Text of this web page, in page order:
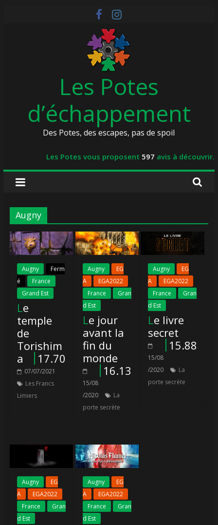
Les Potes
d’échappement
Des Potes, des escapes, pas de spoil
Les Potes vous proposent 597 avis à découvrir.
Augny
Augny
Ferm
é
France
Grand Est
Le
temple
de
Torishim
a
17.70
07/07/2021
Les Francs
Limiers
Augny
EG
A
EGA2022
France
Gran
d Est
Le jour
avant la
fin du
monde
16.13
15/08
/2020
La
porte secrète
Augny
EG
A
EGA2022
France
Gran
d Est
Le livre
secret
15.88
15/08
/2020
La
porte secrète
Augny
EG
A
EGA2022
France
Gran
d Est
Augny
EG
A
EGA2022
France
Gran
d Est